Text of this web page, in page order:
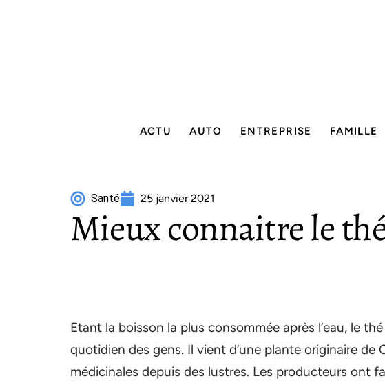
ACTU AUTO ENTREPRISE FAMILLE
Santé 25 janvier 2021
Mieux connaitre le
Etant la boisson la plus consommée après l’eau, le
quotidien des gens. Il vient d’une plante originaire
médicinales depuis des lustres. Les producteurs ont